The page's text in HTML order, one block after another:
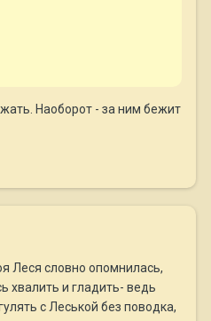
Наоборот - за ним бежит
Леся словно опомнилась,
хвалить и гладить- ведь
с Леськой без поводка,